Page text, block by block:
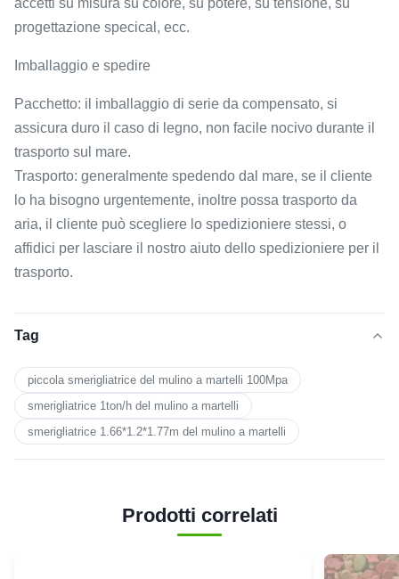
accetti su misura su colore, su potere, su tensione, su
progettazione specical, ecc.
Imballaggio e spedire
Pacchetto: il imballaggio di serie da compensato, si
assicura duro il caso di legno, non facile nocivo durante il
trasporto sul mare.
Trasporto: generalmente spedendo dal mare, se il cliente
lo ha bisogno urgentemente, inoltre possa trasporto da
aria, il cliente può scegliere lo spedizioniere stessi, o
affidici per lasciare il nostro aiuto dello spedizioniere per il
trasporto.
Tag
piccola smerigliatrice del mulino a martelli 100Mpa
smerigliatrice 1ton/h del mulino a martelli
smerigliatrice 1.66*1.2*1.77m del mulino a martelli
Prodotti correlati